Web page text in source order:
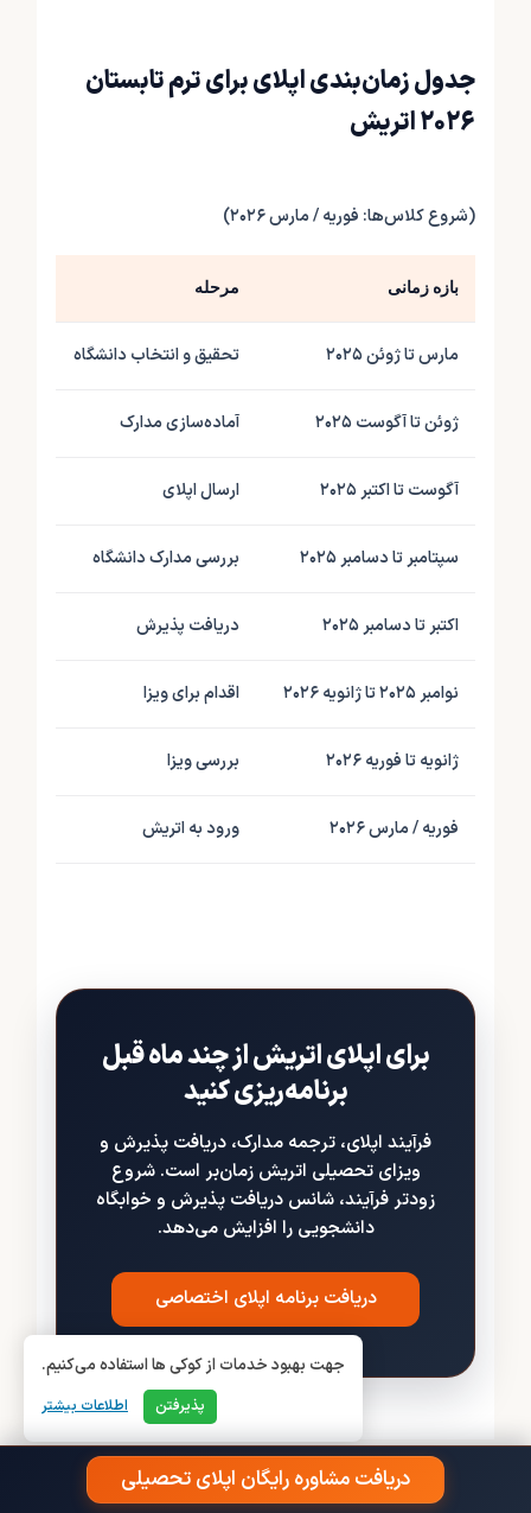
جدول زمان‌بندی اپلای برای ترم تابستان
۲۰۲۶ اتریش
(شروع کلاس‌ها: فوریه / مارس ۲۰۲۶)
بازه زمانی مرحله
مارس تا ژوئن ۲۰۲۵ تحقیق و انتخاب دانشگاه
ژوئن تا آگوست ۲۰۲۵ آماده‌سازی مدارک
آگوست تا اکتبر ۲۰۲۵ ارسال اپلای
سپتامبر تا دسامبر ۲۰۲۵ بررسی مدارک دانشگاه
اکتبر تا دسامبر ۲۰۲۵ دریافت پذیرش
نوامبر ۲۰۲۵ تا ژانویه ۲۰۲۶ اقدام برای ویزا
ژانویه تا فوریه ۲۰۲۶ بررسی ویزا
فوریه / مارس ۲۰۲۶ ورود به اتریش
برای اپلای اتریش از چند ماه قبل
برنامه‌ریزی کنید
فرآیند اپلای، ترجمه مدارک، دریافت پذیرش و
ویزای تحصیلی اتریش زمان‌بر است. شروع
زودتر فرآیند، شانس دریافت پذیرش و خوابگاه
دانشجویی را افزایش می‌دهد.
دریافت برنامه اپلای اختصاصی
دریافت مشاوره رایگان اپلای تحصیلی
جهت بهبود خدمات از کوکی ها استفاده می‌کنیم.
پذیرفتن اطلاعات بیشتر